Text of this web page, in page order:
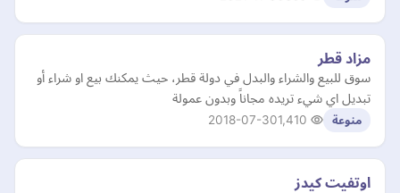
مزاد قطر
سوق للبيع والشراء والبدل في دولة قطر، حيث يمكنك بيع او شراء أو
تبديل اي شيء تريده مجاناً وبدون عمولة
منوعة 2018-07-30
اوتفيت كيدز